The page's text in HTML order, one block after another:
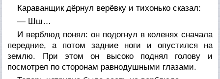
Караванщик дёрнул верёвку и тихонько сказал:
— Шш…
И верблюд понял: он подогнул в коленях сначала
передние, а потом задние ноги и опустился на
землю. При этом он высоко поднял голову и
посмотрел по сторонам равнодушными глазами.